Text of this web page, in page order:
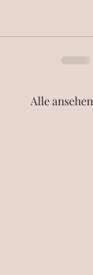
Alle ansehen